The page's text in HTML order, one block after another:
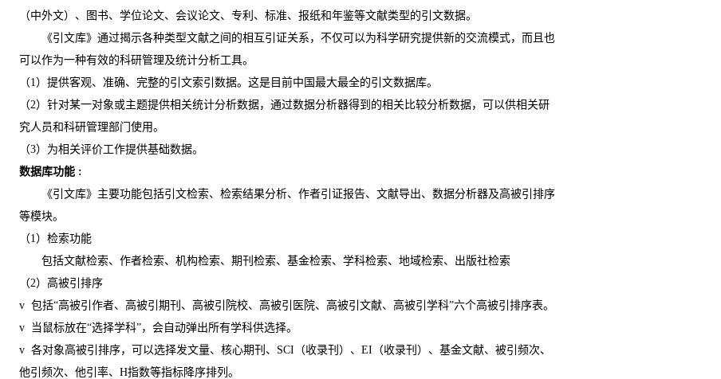
（中外文）、图书、学位论文、会议论文、专利、标准、报纸和年鉴等文献类型的引文数据。
《引文库》通过揭示各种类型文献之间的相互引证关系，不仅可以为科学研究提供新的交流模式，而且也
可以作为一种有效的科研管理及统计分析工具。
（1）提供客观、准确、完整的引文索引数据。这是目前中国最大最全的引文数据库。
（2）针对某一对象或主题提供相关统计分析数据，通过数据分析器得到的相关比较分析数据，可以供相关研
究人员和科研管理部门使用。
（3）为相关评价工作提供基础数据。
数据库功能:
《引文库》主要功能包括引文检索、检索结果分析、作者引证报告、文献导出、数据分析器及高被引排序
等模块。
（1）检索功能
包括文献检索、作者检索、机构检索、期刊检索、基金检索、学科检索、地域检索、出版社检索
（2）高被引排序
v 包括“高被引作者、高被引期刊、高被引院校、高被引医院、高被引文献、高被引学科”六个高被引排序表。
v 当鼠标放在“选择学科”，会自动弹出所有学科供选择。
v 各对象高被引排序，可以选择发文量、核心期刊、 SCI （收录刊）、 EI （收录刊）、基金文献、被引频次、
他引频次、他引率、 H指数等指标降序排列。